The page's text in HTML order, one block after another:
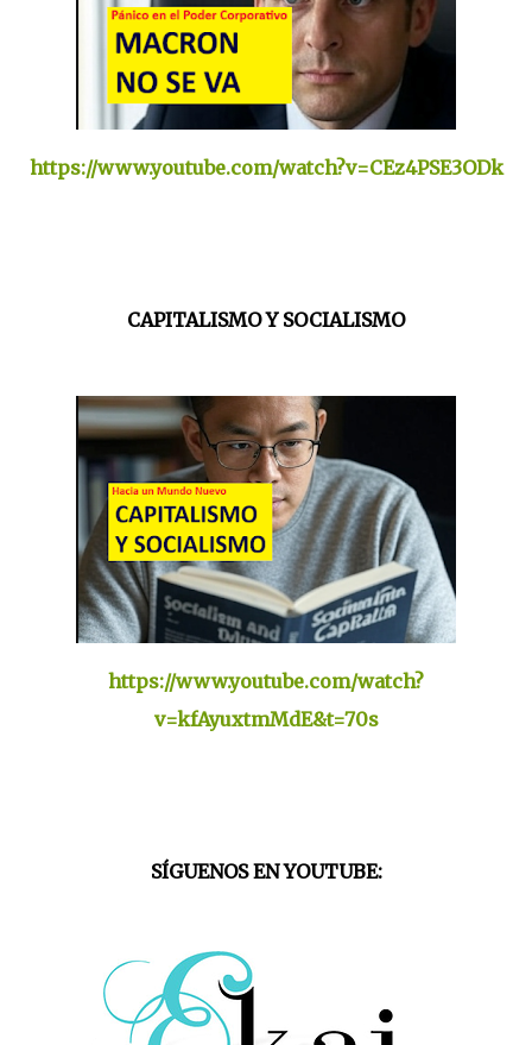
https://www.youtube.com/watch?v=CEz4PSE3ODk
CAPITALISMO Y SOCIALISMO
https://www.youtube.com/watch?
v=kfAyuxtmMdE&t=70s
SÍGUENOS EN YOUTUBE: